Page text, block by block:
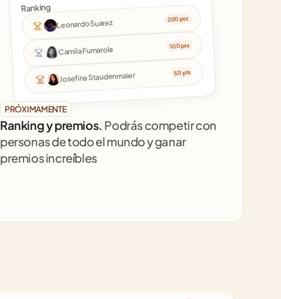
Ranking
Leonardo Suarez 200 pts
Camila Fumarola 100 pts
Josefina Staudenmaier 50 pts
PRÓXIMAMENTE
Ranking y premios. Podrás competir con
personas de todo el mundo y ganar
premios increíbles